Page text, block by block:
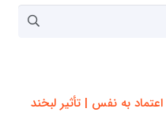
به نفس | تأثیر لبخند